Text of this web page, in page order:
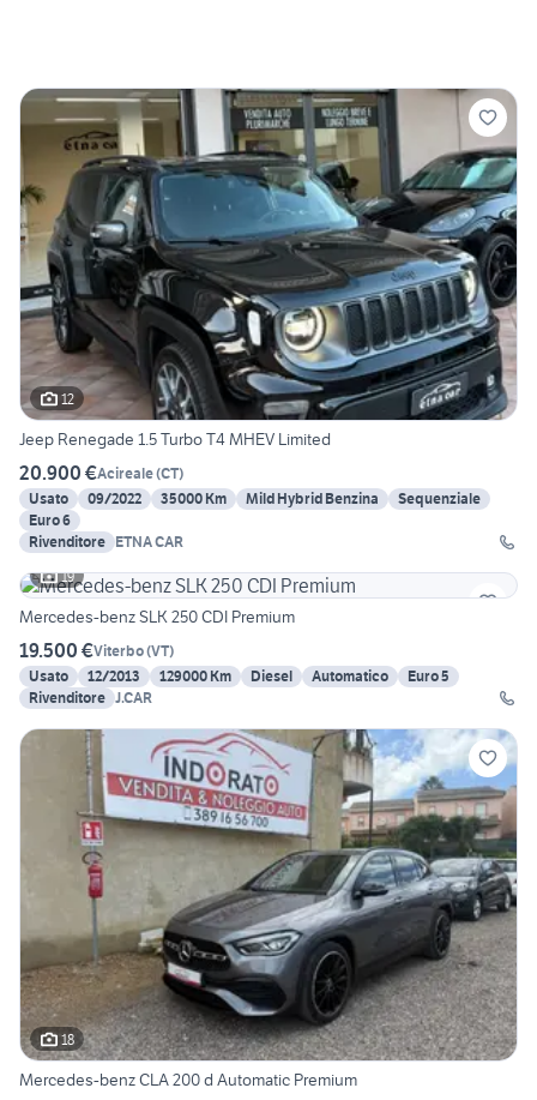
12
Jeep Renegade 1.5 Turbo T4 MHEV Limited
20.900 €Acireale(CT)
Usato
09/2022 35000 Km Mild Hybrid Benzina
Sequenziale
Euro 6
Rivenditore ETNA CAR
19
Mercedes-benz SLK 250 CDI Premium
19.500 €Viterbo(VT)
Usato
12/2013 129000 Km Diesel Automatico
Euro 5
Rivenditore J.CAR
18
Mercedes-benz CLA 200 d Automatic Premium